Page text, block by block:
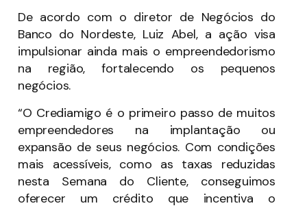
De acordo com o diretor de Negócios do
Banco do Nordeste, Luiz Abel, a ação visa
impulsionar ainda mais o empreendedorismo
na região, fortalecendo os pequenos
negócios.
“O Crediamigo é o primeiro passo de muitos
empreendedores na implantação ou
expansão de seus negócios. Com condições
mais acessíveis, como as taxas reduzidas
nesta Semana do Cliente, conseguimos
oferecer um crédito que incentiva o